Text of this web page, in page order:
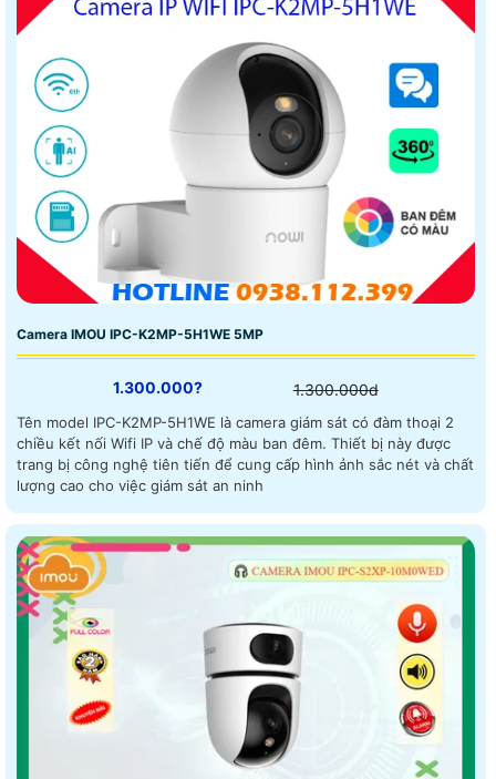
Camera IMOU IPC-K2MP-5H1WE 5MP
1.300.000? 1.300.000d
Tên model IPC-K2MP-5H1WE là camera giám sát có đàm thoại 2
chiều kết nối Wifi IP và chế độ màu ban đêm. Thiết bị này được
trang bị công nghệ tiên tiến để cung cấp hình ảnh sắc nét và chất
lượng cao cho việc giám sát an ninh